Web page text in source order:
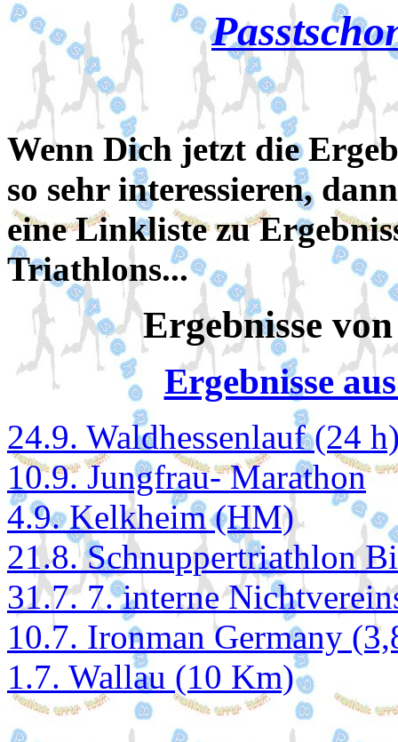
Wenn Dich jetzt die
so sehr interessieren,
eine Linkliste zu
Triathlons...
Ergebnisse
Ergebnisse
24.9. Waldhessenlauf (24
10.9. Jungfrau- Marathon
4.9. Kelkheim (HM)
21.8. Schnuppertriathlon
31.7. 7. interne
10.7. Ironman Germany
1.7. Wallau (10 Km)